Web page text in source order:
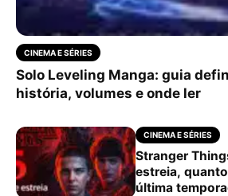
CINEMA E SÉRIES
Solo Leveling Manga: guia
história, volumes e onde ler
CINEMA E SÉRIES
Stranger
estreia,
última